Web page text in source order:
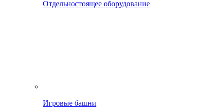
Отдельностоящее оборудование
Игровые башни